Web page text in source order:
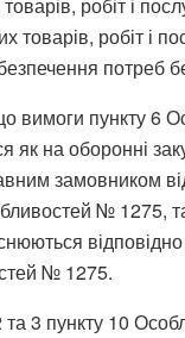
робіт і
товарів, робіт і
потреб
вимоги пункту 6
як на оборонні
замовником
№ 1275,
№ 1275.
3 пункту 10